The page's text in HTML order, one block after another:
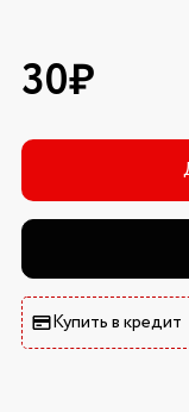
30₽
Купить в кредит